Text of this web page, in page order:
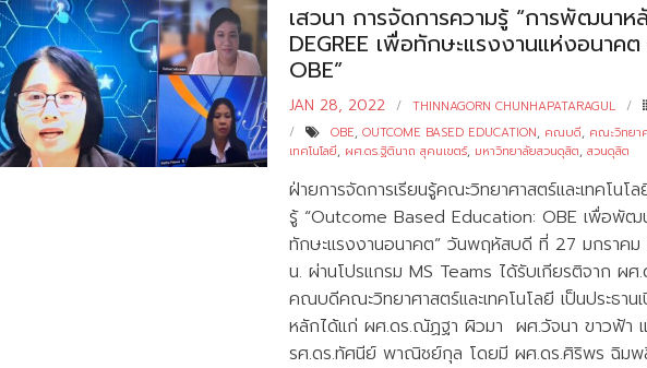
เสวนา การจัดการความรู้ “การพัฒนา
DEGREE เพื่อทักษะแรงงานแห่งอนาค
OBE”
JAN 28, 2022 THINNAGORN CHUNHAPATARAGUL
OBE,OUTCOME BASED EDUCATION, คณบดี, คณะวิทยา
เทคโนโลยี, ผศ.ดร.ฐิตินาถ สุคนเขตร์, มหาวิทยาลัยสวนดุสิต,สวนดุสิต
ฝ่ายการจัดการเรียนรู้คณะวิทยาศาสตร์และเทคโนโ
รู้ “Outcome Based Education: OBE เพื่อพั
ทักษะแรงงานอนาคต” วันพฤหัสบดี ที่ 27 มกราค
น. ผ่านโปรแกรม MS Teams ได้รับเกียรติจาก
คณบดีคณะวิทยาศาสตร์และเทคโนโลยี เป็นประธาน
หลักได้แก่ ผศ.ดร.ณัฏฐา ผิวมา ผศ.วัจนา ขาวฟ้า
รศ.ดร.ทัศนีย์ พาณิชย์กุล โดยมี ผศ.ดร.ศิริพร ฉิมพลี